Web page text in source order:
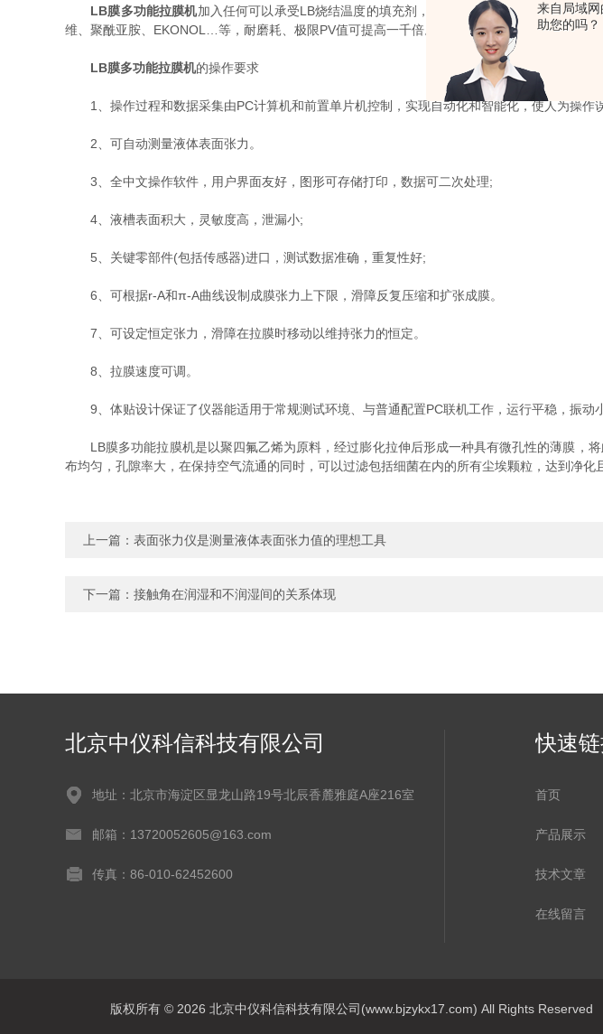
来自局域
助您的吗？
LB膜多功能拉膜机加入任何可以承受LB烧结温度的填充剂，机械性能可获得大大的改善
维、聚酰亚胺、EKONOL…等，耐磨耗、极限PV值可提高一千倍。
LB膜多功能拉膜机的操作要求
1、操作过程和数据采集由PC计算机和前置单片机控制，实现自动化和智能化，使人为操作
2、可自动测量液体表面张力。
3、全中文操作软件，用户界面友好，图形可存储打印，数据可二次处理;
4、液槽表面积大，灵敏度高，泄漏小;
5、关键零部件(包括传感器)进口，测试数据准确，重复性好;
6、可根据r-A和π-A曲线设制成膜张力上下限，滑障反复压缩和扩张成膜。
7、可设定恒定张力，滑障在拉膜时移动以维持张力的恒定。
8、拉膜速度可调。
9、体贴设计保证了仪器能适用于常规测试环境、与普通配置PC联机工作，运行平稳，振动小
LB膜多功能拉膜机是以聚四氟乙烯为原料，经过膨化拉伸后形成一种具有微孔性的薄膜，
布均匀，孔隙率大，在保持空气流通的同时，可以过滤包括细菌在内的所有尘埃颗粒，达到净
上一篇： 表面张力仪是测量液体表面张力值的理想工具
下一篇： 接触角在润湿和不润湿间的关系体现
北京中仪科信科技有限公司
地址：北京市海淀区显龙山路19号北辰香麓雅庭A座216室
邮箱：13720052605@163.com
传真：86-010-62452600
快速
首页
产品展示
技术文章
在线留言
版权所有 © 2026 北京中仪科信科技有限公司(www.bjzykx17.com) All Rights